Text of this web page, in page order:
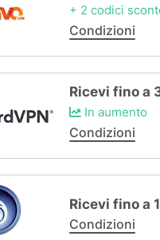
+ 2 codici
Condizioni
Ricevi fino a
In aumento
Condizioni
Ricevi fino a
Condizioni